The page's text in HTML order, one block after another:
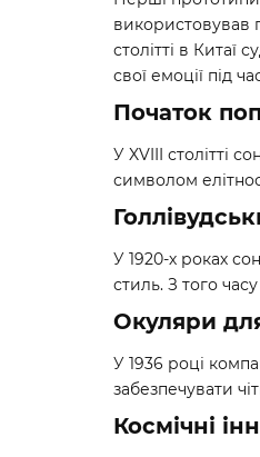
використовував
столітті в Китаї
свої емоції під
Початок
У XVIII столітті
символом
У 1920-х роках
стиль. З того
Окуляри
У 1936 році
забезпечувати
Космічні